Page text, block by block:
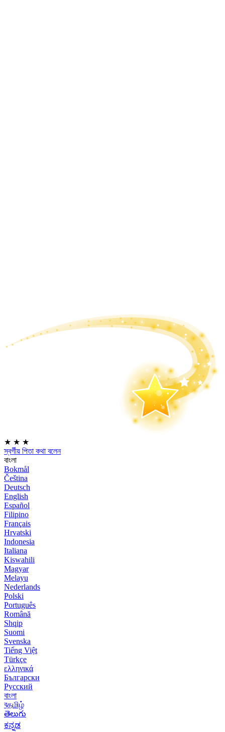
★ ★ ★
স্বর্গীয় পিতা কথা বলেন
বাংলা
Bokmål
Čeština
Deutsch
English
Español
Filipino
Français
Hrvatski
Indonesia
Italiana
Kiswahili
Magyar
Melayu
Nederlands
Polski
Português
Română
Shqip
Suomi
Svenska
Tiếng Việt
Türkçe
ελληνικά
Български
Русский
বাংলা
বதமிழ்
తెలుగు
ಕನ್ನಡ